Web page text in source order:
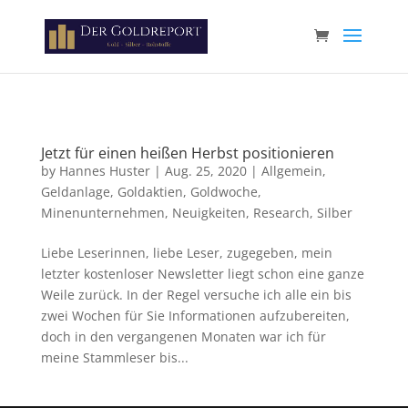
Jetzt für einen heißen Herbst positionieren
by Hannes Huster| Aug. 25, 2020| Allgemein,
Geldanlage, Goldaktien, Goldwoche,
Minenunternehmen, Neuigkeiten, Research, Silber
Liebe Leserinnen, liebe Leser, zugegeben, mein
letzter kostenloser Newsletter liegt schon eine ganze
Weile zurück. In der Regel versuche ich alle ein bis
zwei Wochen für Sie Informationen aufzubereiten,
doch in den vergangenen Monaten war ich für
meine Stammleser bis...